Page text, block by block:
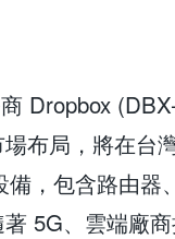
Dropbox
布局，將在台
，包含路由器
5G、雲端廠